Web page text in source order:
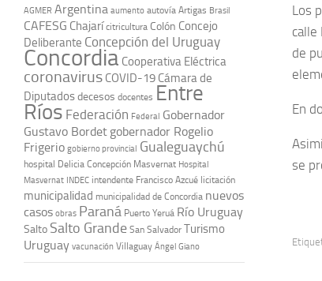
Los
calle
de
En
se
AGMER Argentina aumento autovía Artigas Brasil
CAFESG Chajarí citricultura Colón Concejo
Deliberante Concepción del Uruguay
Concordia Cooperativa Eléctrica
coronavirus COVID-19 Cámara de
Diputadosdecesos docentes Entre
Ríos Federación Federal Gobernador
Gustavo Bordet gobernador Rogelio
Frigerio gobierno provincial Gualeguaychú
hospital Delicia Concepción Masvernat Hospital
Masvernat INDEC intendente Francisco Azcué licitación
municipalidad municipalidad de Concordia nuevos
casos obras Paraná Puerto Yeruá Río Uruguay
Salto Salto Grande San Salvador Turismo
Uruguay vacunación Villaguay Ángel Giano